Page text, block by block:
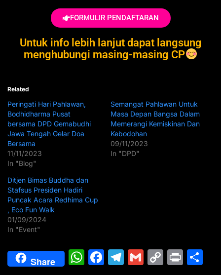
FORMULIR PENDAFTARAN
Untuk info lebih lanjut dapat langsung
menghubungi masing-masing CP
Related
Peringati Hari Pahlawan,
Bodhidharma Pusat
bersama DPD Gemabudhi
Jawa Tengah Gelar Doa
Bersama
11/11/2023
In "Blog"
Semangat Pahlawan Untuk
Masa Depan Bangsa Dalam
Memerangi Kemiskinan Dan
Kebodohan
09/11/2023
In "DPD"
Ditjen Bimas Buddha dan
Stafsus Presiden Hadiri
Puncak Acara Redhima Cup
, Eco Fun Walk
01/09/2024
In "Event"
Share
W F
T
G
C
Pr